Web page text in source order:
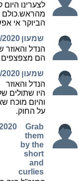
לצערינו
מהראש.כולם
הביוקר אי
שמעון 2020
הנדל והאוזר
הם מצפצפים
שמעון 2020
הנדל והאוזר
היו שתולים
והיום מוכח
על החוק.
Grab
them
by the
short
and
curlies